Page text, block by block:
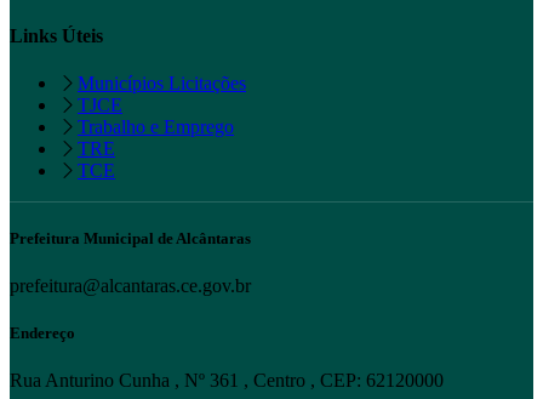
Links Úteis
Municípios Licitações
TJCE
Trabalho e Emprego
TRE
TCE
Prefeitura Municipal de Alcântaras
prefeitura@alcantaras.ce.gov.br
Endereço
Rua Anturino Cunha , Nº 361 , Centro , CEP: 62120000